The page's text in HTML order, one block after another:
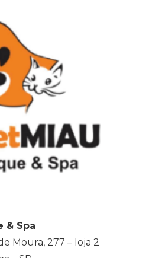
& Spa
Moura, 277 – loja 2